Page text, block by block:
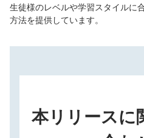
生徒様のレベルや学習スタイルに
方法を提供しています。
本リリースに